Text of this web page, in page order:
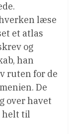
læse
et atlas
og
han
ruten for de
De
over havet
helt til